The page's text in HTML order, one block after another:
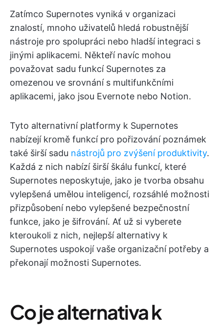
Zatímco Supernotes vyniká v organizaci
znalostí, mnoho uživatelů hledá robustnější
nástroje pro spolupráci nebo hladší integraci s
jinými aplikacemi. Někteří navíc mohou
považovat sadu funkcí Supernotes za
omezenou ve srovnání s multifunkčními
aplikacemi, jako jsou Evernote nebo Notion.
Tyto alternativní platformy k Supernotes
nabízejí kromě funkcí pro pořizování poznámek
také širší sadu nástrojů pro zvýšení produktivity.
Každá z nich nabízí širší škálu funkcí, které
Supernotes neposkytuje, jako je tvorba obsahu
vylepšená umělou inteligencí, rozsáhlé možnosti
přizpůsobení nebo vylepšené bezpečnostní
funkce, jako je šifrování. Ať už si vyberete
kteroukoli z nich, nejlepší alternativy k
Supernotes uspokojí vaše organizační potřeby a
překonají možnosti Supernotes.
Co je alternativa k